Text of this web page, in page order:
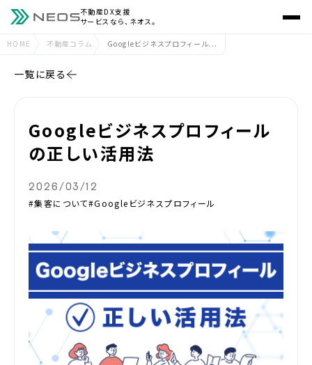
不動産DX支援
サービスなら、ネオス。
HOME 不動産コラム Googleビジネスプロフィール...
一覧に戻る
Googleビジネスプロフィール
の正しい活用法
2026/03/12
#集客について#Googleビジネスプロフィール